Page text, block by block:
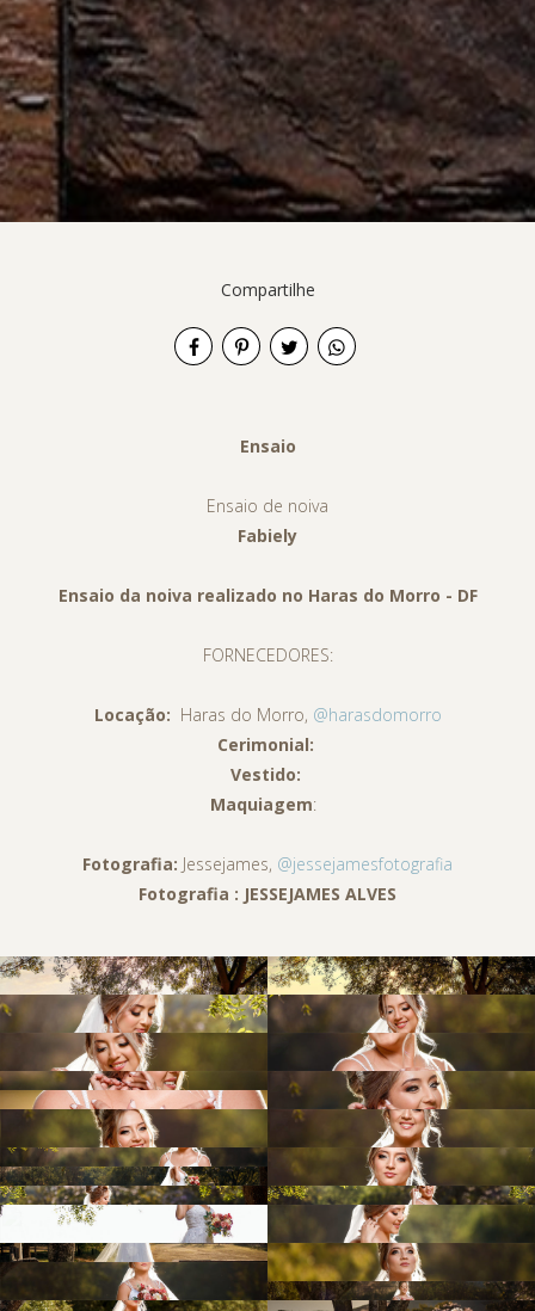
Compartilhe
Ensaio
Ensaio de noiva
Fabiely
Ensaio da noiva realizado no Haras do Morro - DF
FORNECEDORES:
Locação: Haras do Morro, @harasdomorro
Cerimonial:
Vestido:
Maquiagem:
Fotografia: Jessejames, @jessejamesfotografia
Fotografia : JESSEJAMES ALVES